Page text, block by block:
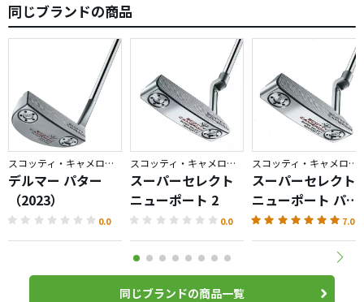
同じブランドの商品
スコッティ・キャメロン／スーパーセレクト
デルマー パター
（2023）
0.0
スコッティ・キャメロン／スーパーセレクト
スーパーセレクト
ニューポート 2
0.0
スコッティ・キャメロン／スーパーセレクト
スーパーセレクト
ニューポート パタ
ー
7.0
同じブランドの商品一覧